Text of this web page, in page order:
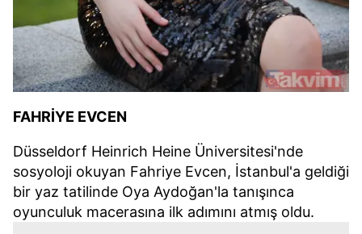
FAHRİYE EVCEN
Düsseldorf Heinrich Heine Üniversitesi'nde
sosyoloji okuyan Fahriye Evcen, İstanbul'a geldiği
bir yaz tatilinde Oya Aydoğan'la tanışınca
oyunculuk macerasına ilk adımını atmış oldu.